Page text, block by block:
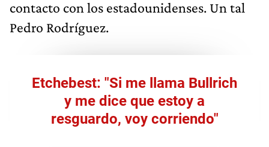
contacto con los estadounidenses. Un tal
Pedro Rodríguez.
Etchebest: "Si me llama Bullrich
y me dice que estoy a
resguardo, voy corriendo"